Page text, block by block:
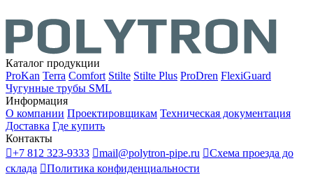
Каталог продукции
ProKan Terra Comfort Stilte Stilte Plus ProDren FlexiGuard
Чугунные трубы SML
Информация
О компании Проектировщикам Техническая документация
Доставка Где купить
Контакты
+7 812 323-9333 mail@polytron-pipe.ru Схема проезда до
склада Политика конфиденциальности